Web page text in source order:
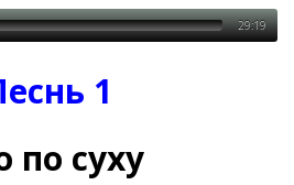
29:19
1
по суху